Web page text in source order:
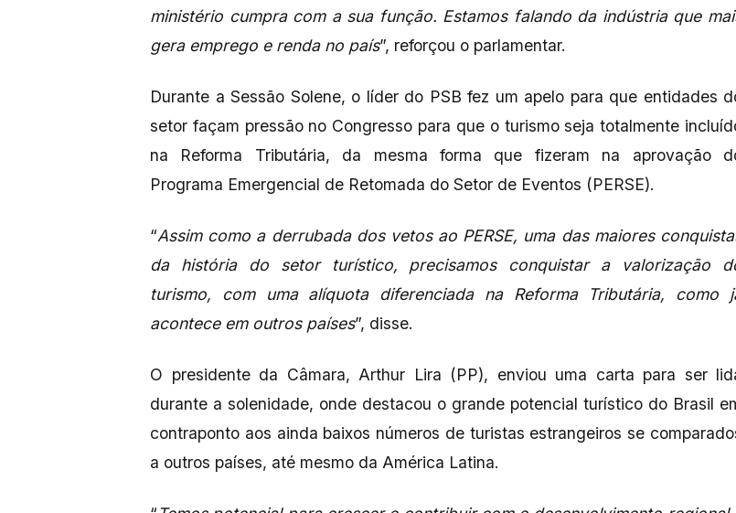
ministério cumpra com a sua função. Estamos falando da indústria que
gera emprego e renda no país”, reforçou o parlamentar.
Durante a Sessão Solene, o líder do PSB fez um apelo para que entidades
setor façam pressão no Congresso para que o turismo seja totalmente
na Reforma Tributária, da mesma forma que fizeram na aprovação
Programa Emergencial de Retomada do Setor de Eventos (PERSE).
“Assim como a derrubada dos vetos ao PERSE, uma das maiores
da história do setor turístico, precisamos conquistar a valorização
turismo, com uma alíquota diferenciada na Reforma Tributária, como
acontece em outros países”, disse.
O presidente da Câmara, Arthur Lira (PP), enviou uma carta para ser
durante a solenidade, onde destacou o grande potencial turístico do Brasil
contraponto aos ainda baixos números de turistas estrangeiros se
a outros países, até mesmo da América Latina.